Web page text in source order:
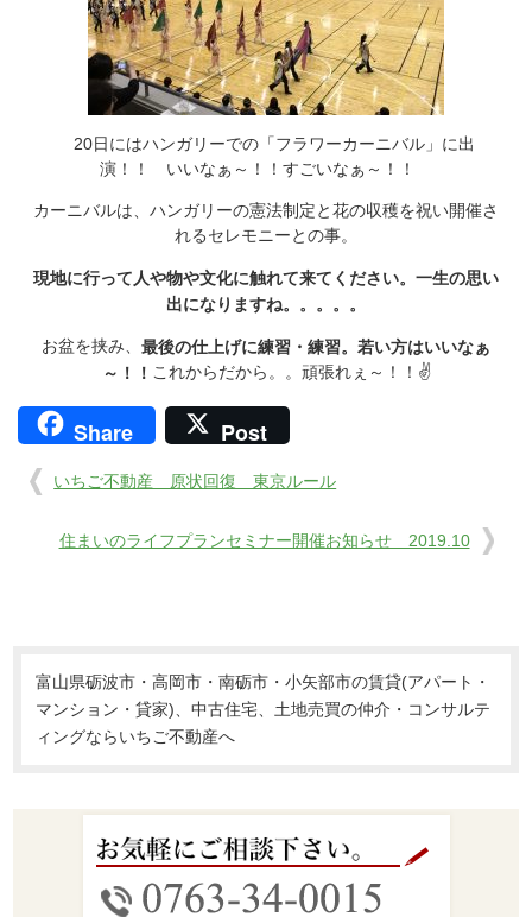
20日にはハンガリーでの「フラワーカーニバル」に出
演！！ いいなぁ～！！すごいなぁ～！！
カーニバルは、ハンガリーの憲法制定と花の収穫を祝い開催さ
れるセレモニーとの事。
現地に行って人や物や文化に触れて来てください。一生の思い
出になりますね。。。。。
お盆を挟み、 最後の仕上げに練習・練習。若い方はいいなぁ
～！！ これからだから。。頑張れぇ～！！✌
Share Post
いちご不動産 原状回復 東京ルール
住まいのライフプランセミナー開催お知らせ 2019.10
富山県砺波市・高岡市・南砺市・小矢部市の賃貸(アパート・
マンション・貸家)、中古住宅、土地売買の仲介・コンサルテ
ィングならいちご不動産へ